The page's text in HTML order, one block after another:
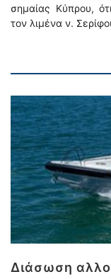
σημαίας Κύπρου,
τον λιμένα ν.
Διάσωση